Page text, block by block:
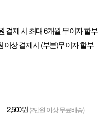
결제 시 최대 6개월 무이자 할부
이상 결제시 (부분)무이자 할부
2,500원 (2만원 이상 무료배송)